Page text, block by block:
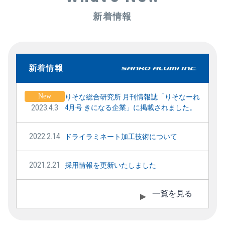
新着情報
新着情報
New
2023.4.3
りそな総合研究所 月刊情報誌「りそなーれ
4月号 きになる企業」に掲載されました。
2022.2.14 ドライラミネート加工技術について
2021.2.21 採用情報を更新いたしました
一覧を見る